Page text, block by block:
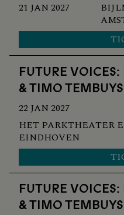
21 JAN 2027
FUTURE
& TIMO
22 JAN 2027
HET PARKTHEATER
EINDHOVEN
FUTURE
& TIMO